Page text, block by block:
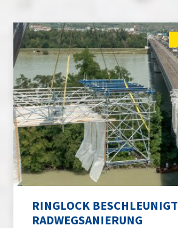
RINGLOCK BESCHLEUNIGT
RADWEGSANIERUNG